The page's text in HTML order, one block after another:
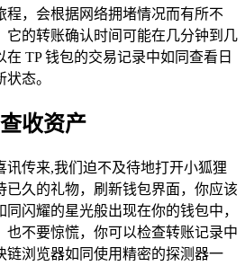
程，会根据网络拥堵情况而有所不
它的转账确认时间可能在几分钟到几
TP 钱包的交易记录中如同查看日
态。
收资产
讯传来,我们迫不及待地打开小狐狸
已久的礼物，刷新钱包界面，你应该
闪耀的星光般出现在你的钱包中，
也不要惊慌，你可以检查转账记录中
链浏览器如同使用精密的探测器一